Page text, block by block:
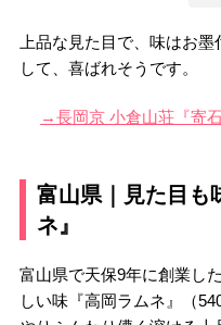
上品な見た目で、味はお
して、喜ばれそうです。
→長岡京 小倉山荘『寄
富山県｜見た目も
ネ』
富山県で天保9年に創業し
しい味『高岡ラムネ』（